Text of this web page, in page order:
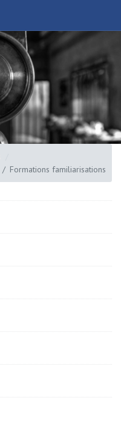
Formations familiarisations